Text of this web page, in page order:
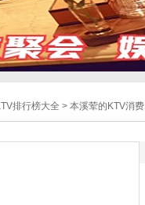
排行榜大全 > 本溪荤的KTV消费